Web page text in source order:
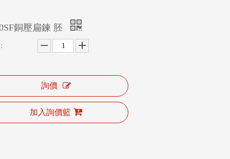
銅壓扁鍊 胚
詢價
加入詢價籃